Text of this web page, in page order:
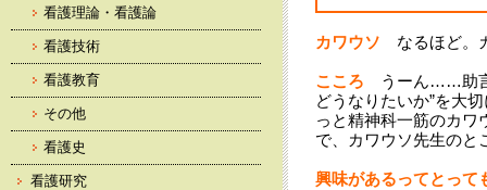
カワウソ なるほど。
こころ
うーん……助
どうなりたいか”を大
っと精神科一筋のカワ
で、カワウソ先生のと
興味があるってとって
看護理論・看護論
看護技術
看護教育
その他
看護史
看護研究